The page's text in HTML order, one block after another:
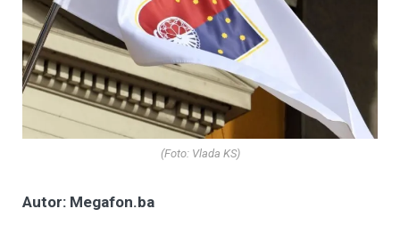
(Foto: Vlada KS)
Autor: Megafon.ba